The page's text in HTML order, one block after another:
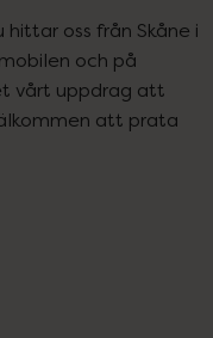
hittar oss från Skåne i
och på
vårt uppdrag att
att prata